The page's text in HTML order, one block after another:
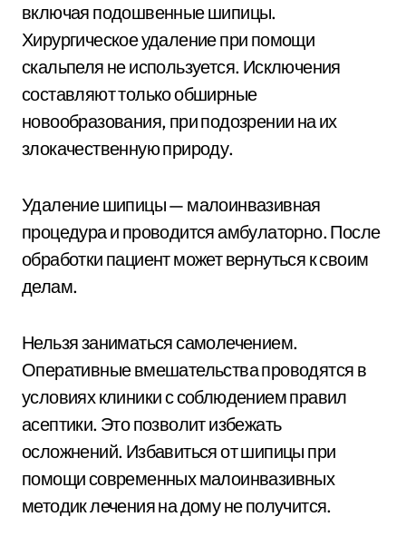
включая подошвенные шипицы.
Хирургическое удаление при помощи
скальпеля не используется. Исключения
составляют только обширные
новообразования, при подозрении на их
злокачественную природу.
Удаление шипицы — малоинвазивная
процедура и проводится амбулаторно. После
обработки пациент может вернуться к своим
делам.
Нельзя заниматься самолечением.
Оперативные вмешательства проводятся в
условиях клиники с соблюдением правил
асептики. Это позволит избежать
осложнений. Избавиться от шипицы при
помощи современных малоинвазивных
методик лечения на дому не получится.